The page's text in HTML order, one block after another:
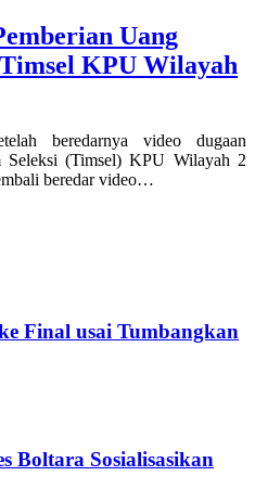
Uang
KPU Wilayah
beredarnya video dugaan
Seleksi (Timsel) KPU Wilayah 2
beredar video…
Final usai Tumbangkan
Boltara Sosialisasikan